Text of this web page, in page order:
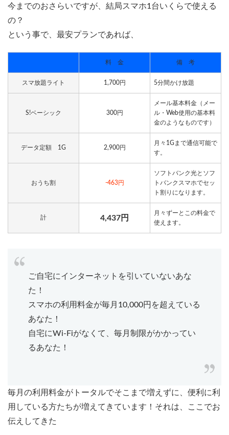
今までのおさらいですが、結局スマホ1台いくらで使える
の？
という事で、最安プランであれば、
料 金 備 考
スマ放題ライト 1,700円 5分間かけ放題
S!ベーシック 300円
メール基本料金（メー
ル・Web使用の基本料
金のようなものです）
データ定額 1G 2,900円
月々1Gまで通信可能で
す。
おうち割 -463円
ソフトバンク光とソフ
トバンクスマホでセッ
ト割りになります。
計 4,437円
月々ずーとこの料金で
使えます。
ご自宅にインターネットを引いていないあな
た！
スマホの利用料金が毎月10,000円を超えている
あなた！
自宅にWi-Fiがなくて、毎月制限がかかってい
るあなた！
毎月の利用料金がトータルでそこまで増えずに、便利に利
用している方たちが増えてきています！それは、ここでお
伝えしてきた